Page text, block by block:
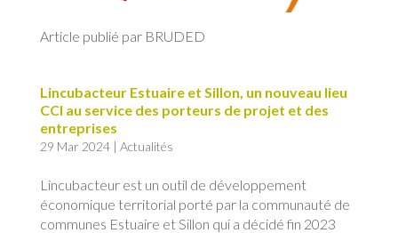
Article publié par BRUDED
Lincubacteur Estuaire et Sillon, un nouveau lieu
CCI au service des porteurs de projet et des
entreprises
29 Mar 2024| Actualités
Lincubacteur est un outil de développement
économique territorial porté par la communauté de
communes Estuaire et Sillon qui a décidé fin 2023